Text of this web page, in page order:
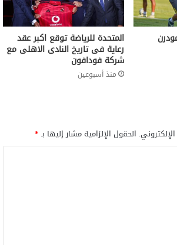
المتحدة للرياضة توقع اكبر عقد
رعاية فى تاريخ النادى الاهلى مع
شركة فودافون
منذ أسبوعين
الحقول الإلزامية مشار إليها بـ*